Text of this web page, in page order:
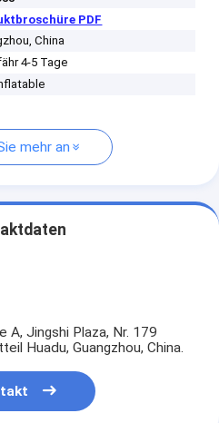
PDF
China
4-5 Tage
mehr an
A, Jingshi Plaza, Nr. 179
Huadu, Guangzhou, China.